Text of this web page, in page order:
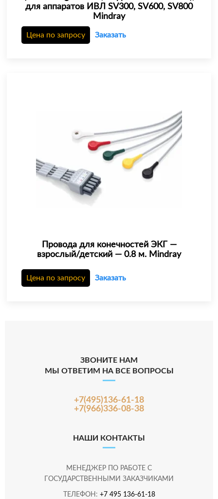
для аппаратов ИВЛ SV300, SV600, SV800
Mindray
Цена по запросу Заказать
Провода для конечностей ЭКГ —
взрослый/детский — 0.8 м. Mindray
Цена по запросу Заказать
ЗВОНИТЕ НАМ
МЫ ОТВЕТИМ НА ВСЕ ВОПРОСЫ
+7(495)136-61-18
+7(966)336-08-38
НАШИ КОНТАКТЫ
МЕНЕДЖЕР ПО РАБОТЕ С
ГОСУДАРСТВЕННЫМИ ЗАКАЗЧИКАМИ
ТЕЛЕФОН: +7 495 136-61-18